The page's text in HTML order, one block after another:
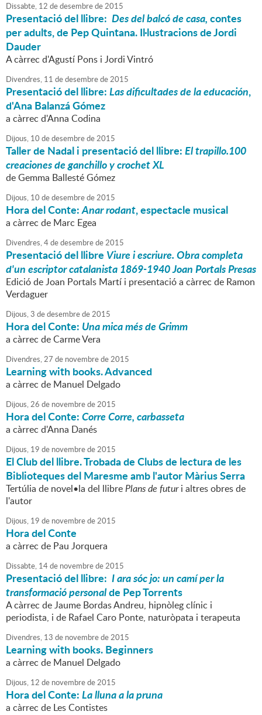
Dissabte, 12 dedesembrede2015
Presentació del llibre: Des del balcó de casa,contes
per adults, de Pep Quintana. Il·lustracions de Jordi
Dauder
A càrrec d'Agustí Pons i Jordi Vintró
Divendres, 11 dedesembrede2015
Presentació del llibre:Las dificultades de la educación,
d'Ana Balanzá Gómez
a càrrec d'Anna Codina
Dijous, 10 dedesembrede2015
Taller de Nadal i presentació del llibre:El trapillo.100
creaciones de ganchillo y crochet XL
de Gemma Ballesté Gómez
Dijous, 10 dedesembrede2015
Hora del Conte:Anar rodant, espectacle musical
a càrrec de Marc Egea
Divendres,4dedesembrede2015
Presentació del llibre Viure i escriure. Obra completa
d'un escriptor catalanista 1869-1940Joan Portals Presas
Edició de Joan Portals Martí i presentació a càrrec de Ramon
Verdaguer
Dijous,3 dedesembrede2015
Hora del Conte: Una mica més de Grimm
a càrrec de Carme Vera
Divendres,27 de novembrede2015
Learning with books. Advanced
a càrrec de Manuel Delgado
Dijous,26 de novembrede2015
Hora del Conte:Corre Corre, carbasseta
a càrrec d'Anna Danés
Dijous, 19 de novembrede2015
El Club del llibre. Trobada de Clubs de lectura de les
Biblioteques del Maresme amb l'autor Màrius Serra
Tertúlia de novel•la del llibrePlans de futuri altres obres de
l'autor
Dijous, 19 de novembrede2015
Hora del Conte
a càrrec de Pau Jorquera
Dissabte, 14de novembrede2015
Presentació del llibre: I ara sóc jo: un camí per la
transformació personalde Pep Torrents
A càrrec de Jaume Bordas Andreu, hipnòleg clínic i
periodista, i de Rafael Caro Ponte, naturòpata i terapeuta
Divendres, 13 de novembrede2015
Learning with books. Beginners
a càrrec de Manuel Delgado
Dijous, 12 de novembrede2015
Hora del Conte:La lluna a la pruna
a càrrec de Les Contistes